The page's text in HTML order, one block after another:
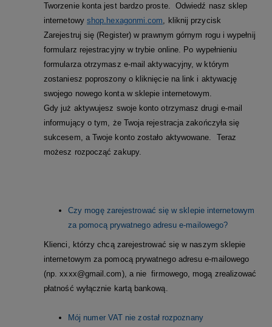
Tworzenie konta jest bardzo proste. Odwiedź nasz sklep
internetowy shop.hexagonmi.com , kliknij przycisk
Zarejestruj się (Register) w prawnym górnym rogu i wypełnij
formularz rejestracyjny w trybie online. Po wypełnieniu
formularza otrzymasz e-mail aktywacyjny, w którym
zostaniesz poproszony o kliknięcie na link i aktywację
swojego nowego konta w sklepie internetowym.
Gdy już aktywujesz swoje konto otrzymasz drugi e-mail
informujący o tym, że Twoja rejestracja zakończyła się
sukcesem, a Twoje konto zostało aktywowane. Teraz
możesz rozpocząć zakupy.
Czy mogę zarejestrować się w sklepie internetowym
za pomocą prywatnego adresu e-mailowego?
Klienci, którzy chcą zarejestrować się w naszym sklepie
internetowym za pomocą prywatnego adresu e-mailowego
(np. xxxx@gmail.com), a nie firmowego, mogą zrealizować
płatność wyłącznie kartą bankową.
Mój numer VAT nie został rozpoznany